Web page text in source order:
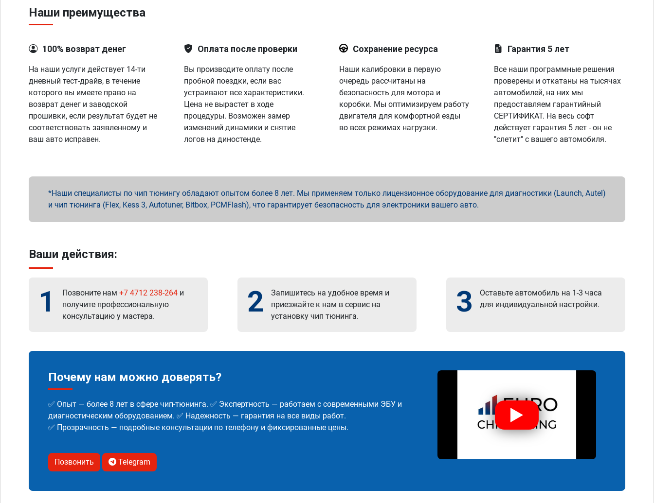
Наши преимущества
100% возврат денег
На наши услуги действует 14-ти
дневный тест-драйв, в течение
которого вы имеете право на
возврат денег и заводской
прошивки, если результат будет не
соответствовать заявленному и
ваш авто исправен.
Оплата после проверки
Вы производите оплату после
пробной поездки, если вас
устраивают все характеристики.
Цена не вырастет в ходе
процедуры. Возможен замер
изменений динамики и снятие
логов на диностенде.
Сохранение ресурса
Наши калибровки в первую
очередь рассчитаны на
безопасность для мотора и
коробки. Мы оптимизируем работу
двигателя для комфортной езды
во всех режимах нагрузки.
Гарантия 5 лет
Все наши программные решения
проверены и откатаны на тысячах
автомобилей, на них мы
предоставляем гарантийный
СЕРТИФИКАТ. На весь софт
действует гарантия 5 лет - он не
"слетит" с вашего автомобиля.
Наши специалисты по чип тюнингу обладают опытом более 8 лет. Мы применяем только лицензионное оборудование для диагностики (Launch, Autel)
и чип тюнинга (Flex, Kess 3, Autotuner, Bitbox, PCMFlash), что гарантирует безопасность для электроники вашего авто.
Ваши действия:
1 Позвоните нам +7 4712 238-264 и
получите профессиональную
консультацию у мастера.
2
Запишитесь на удобное время и
приезжайте к нам в сервис на
установку чип тюнинга.
3
Оставьте автомобиль на 1-3 часа
для индивидуальной настройки.
Почему нам можно доверять?
✅ Опыт — более 8 лет в сфере чип-тюнинга. ✅ Экспертность — работаем с современными ЭБУ и
диагностическим оборудованием. ✅ Надежность — гарантия на все виды работ.
✅ Прозрачность — подробные консультации по телефону и фиксированные цены.
Позвонить Telegram